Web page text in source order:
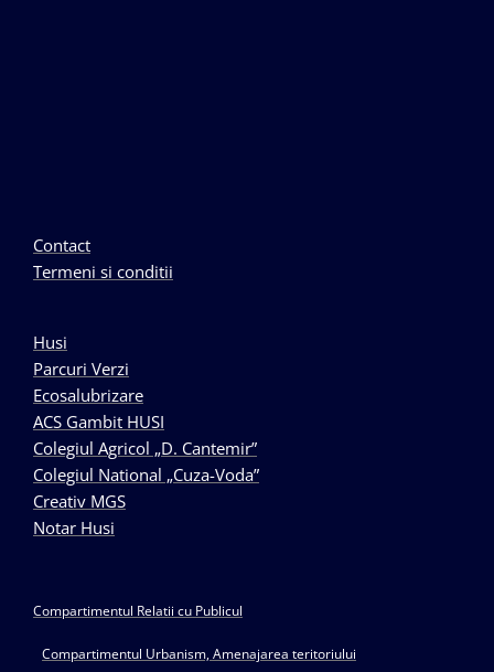
Contact
Termeni si conditii
Husi
Parcuri Verzi
Ecosalubrizare
ACS Gambit HUSI
Colegiul Agricol „D. Cantemir”
Colegiul National „Cuza-Voda”
Creativ MGS
Notar Husi
Compartimentul Relatii cu Publicul
Compartimentul Urbanism, Amenajarea teritoriului